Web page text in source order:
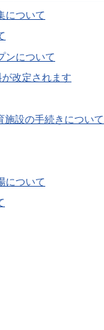
について
ンについて
改定されます
施設の手続きについて
について